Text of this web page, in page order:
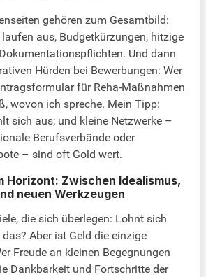
gehören zum Gesamtbild:
aus, Budgetkürzungen, hitzige
Und dann
Hürden bei Bewerbungen: Wer
für Reha-Maßnahmen
wovon ich spreche. Mein Tipp:
sich aus; und kleine Netzwerke –
Berufsverbände oder
– sind oft Gold wert.
Horizont: Zwischen Idealismus,
neuen Werkzeugen
die sich überlegen: Lohnt sich
Aber ist Geld die einzige
Freude an kleinen Begegnungen
Dankbarkeit und Fortschritte der